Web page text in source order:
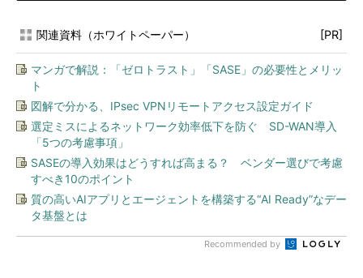
関連資料（ホワイトペーパー） [PR]
マンガで解説：「ゼロトラスト」「SASE」の必要性とメリッ
ト
図解で分かる、IPsec VPNリモートアクセス設定ガイド
選定ミスによるネットワーク効率低下を防ぐ SD-WAN導入
「5つの考慮事項」
SASEの導入効果はどうすれば高まる？ ベンダー選びで考慮
すべき10のポイント
質の高いAIアプリとエージェントを構築する“AI Ready”なデー
タ基盤とは
Recommended by